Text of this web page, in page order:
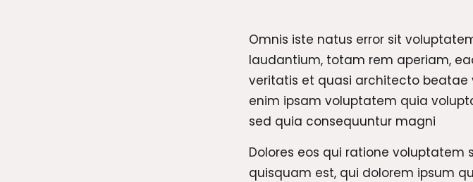
Omnis iste natus error sit
laudantium, totam rem aperiam,
veritatis et quasi architecto beatae
enim ipsam voluptatem quia
sed quia consequuntur magni
Dolores eos qui ratione voluptatem
quisquam est, qui dolorem ipsum